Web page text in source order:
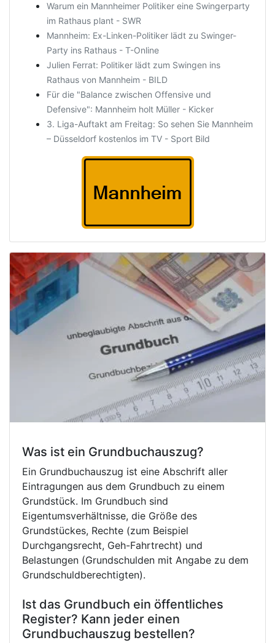
Warum ein Mannheimer Politiker eine Swingerparty
im Rathaus plant - SWR
Mannheim: Ex-Linken-Politiker lädt zu Swinger-
Party ins Rathaus - T-Online
Julien Ferrat: Politiker lädt zum Swingen ins
Rathaus von Mannheim - BILD
Für die "Balance zwischen Offensive und
Defensive": Mannheim holt Müller - Kicker
3. Liga-Auftakt am Freitag: So sehen Sie Mannheim
– Düsseldorf kostenlos im TV - Sport Bild
Was ist ein Grundbuchauszug?
Ein Grundbuchauszug ist eine Abschrift aller
Eintragungen aus dem Grundbuch zu einem
Grundstück. Im Grundbuch sind
Eigentumsverhältnisse, die Größe des
Grundstückes, Rechte (zum Beispiel
Durchgangsrecht, Geh-Fahrtrecht) und
Belastungen (Grundschulden mit Angabe zu dem
Grundschuldberechtigten).
Ist das Grundbuch ein öffentliches
Register? Kann jeder einen
Grundbuchauszug bestellen?